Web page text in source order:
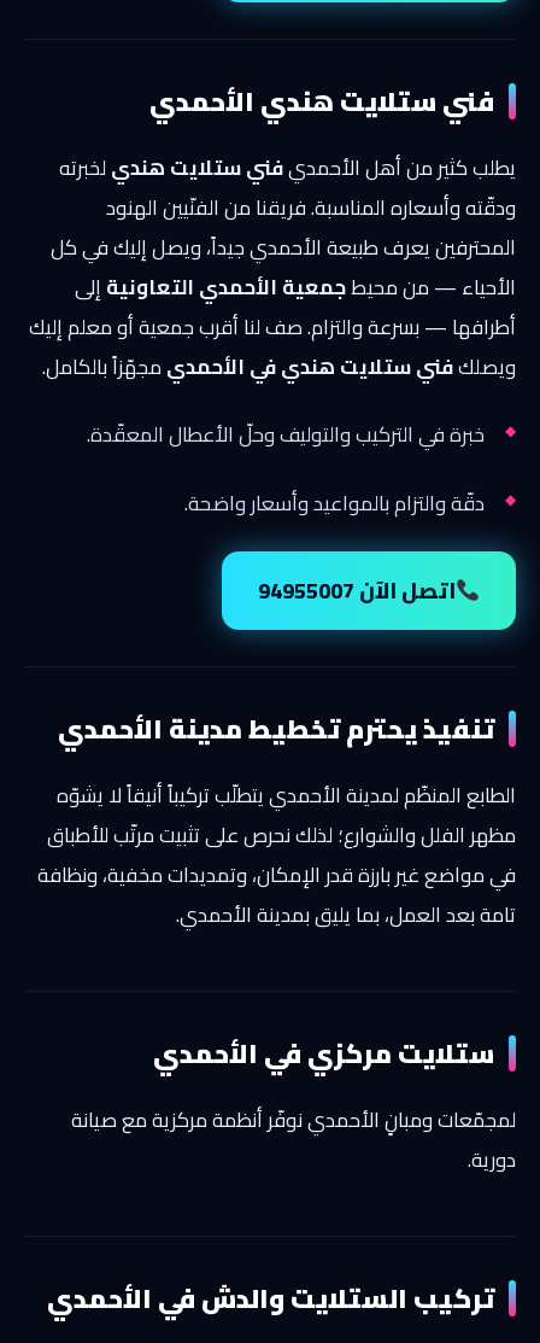
فني ستلايت هندي الأحمدي
يطلب كثير من أهل الأحمديفني ستلايت هنديلخبرته
ودقّته وأسعاره المناسبة. فريقنا من الفنّيين الهنود
المحترفين يعرف طبيعة الأحمدي جيداً، ويصل إليك في كل
الأحياء — من محيطجمعية الأحمدي التعاونيةإلى
أطرافها — بسرعة والتزام. صف لنا أقرب جمعية أو معلم إليك
ويصلكفني ستلايت هندي في الأحمديمجهّزاً بالكامل.
خبرة في التركيب والتوليف وحلّ الأعطال المعقّدة.
دقّة والتزام بالمواعيد وأسعار واضحة.
اتصل الآن 94955007
تنفيذ يحترم تخطيط مدينة الأحمدي
الطابع المنظّم لمدينة الأحمدي يتطلّب تركيباً أنيقاً لا يشوّه
مظهر الفلل والشوارع؛ لذلك نحرص على تثبيت مرتّب للأطباق
في مواضع غير بارزة قدر الإمكان، وتمديدات مخفية، ونظافة
تامة بعد العمل، بما يليق بمدينة الأحمدي.
ستلايت مركزي في الأحمدي
لمجمّعات ومبانٍ الأحمدي نوفّر أنظمة مركزية مع صيانة
دورية.
تركيب الستلايت والدش في الأحمدي